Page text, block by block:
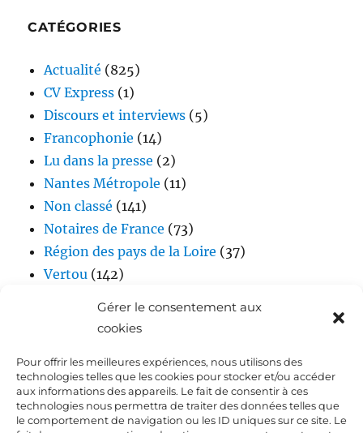
Gérer le consentement aux
cookies
Pour offrir les meilleures expériences, nous utilisons des
technologies telles que les cookies pour stocker et/ou accéder
aux informations des appareils. Le fait de consentir à ces
technologies nous permettra de traiter des données telles que
le comportement de navigation ou les ID uniques sur ce site. Le
CATÉGORIES
Actualité (825)
CV Express (1)
Discours et interviews (5)
Francophonie (14)
Lu dans la presse (2)
Nantes Métropole (11)
Non classé (141)
Notaires de France (73)
Région des pays de la Loire (37)
Vertou (142)